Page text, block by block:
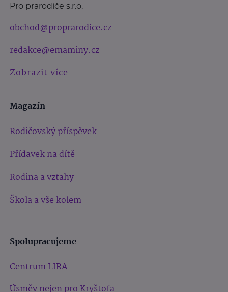
Pro prarodiče s.r.o.
obchod@proprarodice.cz
redakce@emaminy.cz
Zobrazit více
Magazín
Rodičovský příspěvek
Přídavek na dítě
Rodina a vztahy
Škola a vše kolem
Spolupracujeme
Centrum LIRA
Úsměv nejen pro Kryštofa